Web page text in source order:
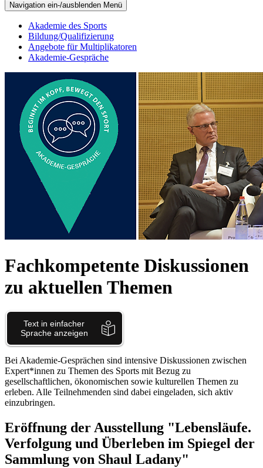
Navigation ein-/ausblenden Menü
Akademie des Sports
Bildung/Qualifizierung
Angebote für Multiplikatoren
Akademie-Gespräche
Fachkompetente Diskussionen
zu aktuellen Themen
Bei Akademie-Gesprächen sind intensive Diskussionen zwischen
Expert*innen zu Themen des Sports mit Bezug zu
gesellschaftlichen, ökonomischen sowie kulturellen Themen zu
erleben. Alle Teilnehmenden sind dabei eingeladen, sich aktiv
einzubringen.
Eröffnung der Ausstellung "Lebensläufe.
Verfolgung und Überleben im Spiegel der
Sammlung von Shaul Ladany"